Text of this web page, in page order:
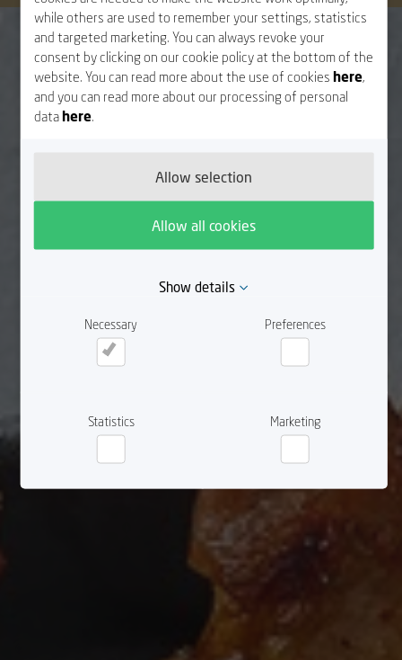
while others are used to remember your settings, statistics
and targeted marketing. You can always revoke your
consent by clicking on our cookie policy at the bottom of the
website. You can read more about the use of cookies here,
and you can read more about our processing of personal
datahere.
Allow selection
Allow all cookies
Show details
Necessary Preferences
Statistics Marketing